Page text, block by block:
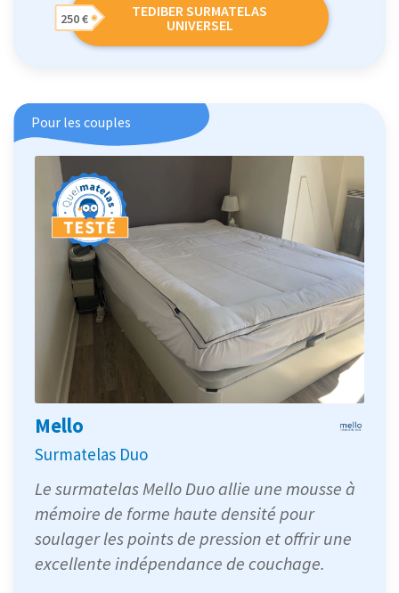
TEDIBER SURMATELAS
UNIVERSEL
250 €
Pour les couples
Mello
Surmatelas Duo
Le surmatelas Mello Duo allie une mousse à
mémoire de forme haute densité pour
soulager les points de pression et offrir une
excellente indépendance de couchage.